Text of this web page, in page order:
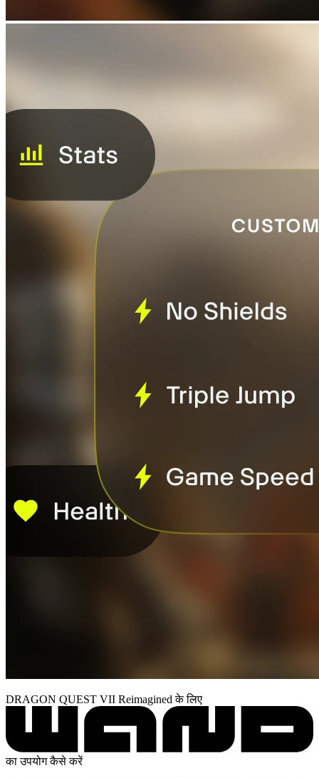
DRAGON QUEST VII Reimagined के लिए
का उपयोग कैसे करें